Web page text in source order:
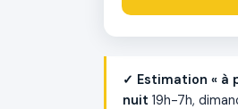
✓ Estimation « à
nuit 19h-7h,